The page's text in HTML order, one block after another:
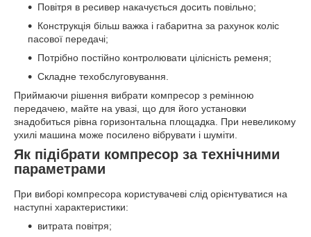
Повітря в ресивер накачується досить повільно;
Конструкція більш важка і габаритна за рахунок коліс
пасової передачі;
Потрібно постійно контролювати цілісність ременя;
Складне техобслуговування.
Приймаючи рішення вибрати компресор з ремінною
передачею, майте на увазі, що для його установки
знадобиться рівна горизонтальна площадка. При невеликому
ухилі машина може посилено вібрувати і шуміти.
Як підібрати компресор за технічними
параметрами
При виборі компресора користувачеві слід орієнтуватися на
наступні характеристики:
витрата повітря;